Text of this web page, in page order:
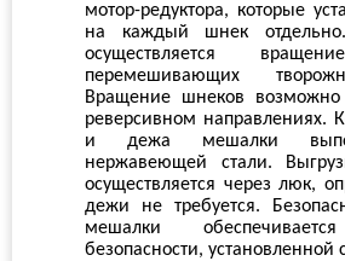
мотор-редуктора, которые
на каждый шнек
осуществляется
перемешивающих
Вращение шнеков
реверсивном направлениях.
и дежа мешалки
нержавеющей стали.
осуществляется через люк,
дежи не требуется.
мешалки
безопасности, установленной